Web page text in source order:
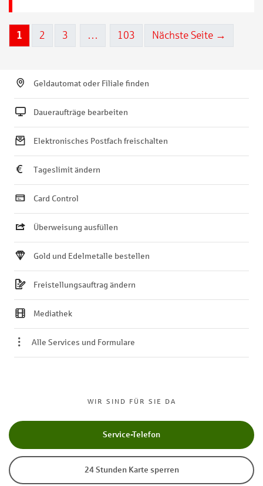
1 2 3 … 103 Nächste Seite →
WIR SIND FÜR SIE DA
Service-Telefon
24 Stunden Karte sperren
Geldautomat oder Filiale finden
Daueraufträge bearbeiten
Elektronisches Postfach freischalten
Tageslimit ändern
Card Control
Überweisung ausfüllen
Gold und Edelmetalle bestellen
Freistellungsauftrag ändern
Mediathek
Alle Services und Formulare